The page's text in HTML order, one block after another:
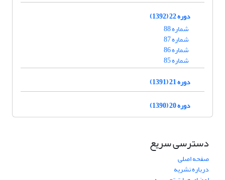
دوره 22 (1392)
شماره 88
شماره 87
شماره 86
شماره 85
دوره 21 (1391)
دوره 20 (1390)
دسترسی سریع
صفحه اصلی
درباره نشریه